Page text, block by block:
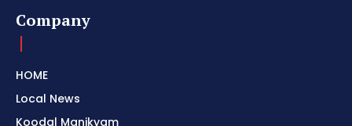
Company
HOME
Local News
Koodal Manikyam